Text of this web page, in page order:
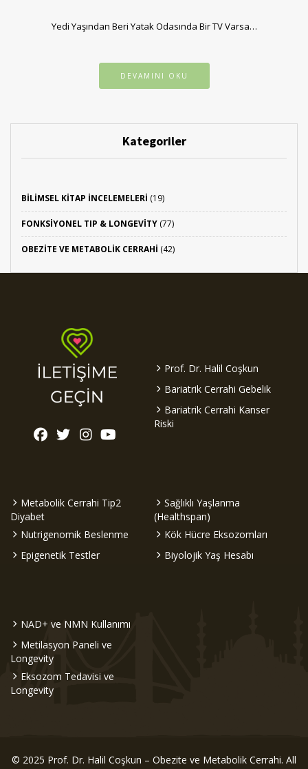
Yedi Yaşından Beri Yatak Odasında Bir TV Varsa…
DEVAMINI OKU
Kategoriler
BILIMSEL KITAP İNCELEMELERI (19)
FONKSIYONEL TIP & LONGEVITY (77)
OBEZITE VE METABOLIK CERRAHI (42)
Prof. Dr. Halil Coşkun
Bariatrik Cerrahi Gebelik
Bariatrik Cerrahi Kanser
Riski
Metabolik Cerrahi Tip2
Diyabet
Nutrigenomik Beslenme
Epigenetik Testler
Sağlıklı Yaşlanma
(Healthspan)
Kök Hücre Eksozomları
Biyolojik Yaş Hesabı
NAD+ ve NMN Kullanımı
Metilasyon Paneli ve
Longevity
Eksozom Tedavisi ve
Longevity
© 2025 Prof. Dr. Halil Coşkun – Obezite ve Metabolik Cerrahi. All